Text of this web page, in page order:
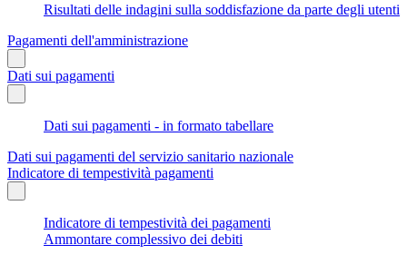
Risultati delle indagini sulla soddisfazione da parte degli utenti
Pagamenti dell'amministrazione
Dati sui pagamenti
Dati sui pagamenti - in formato tabellare
Dati sui pagamenti del servizio sanitario nazionale
Indicatore di tempestività pagamenti
Indicatore di tempestività dei pagamenti
Ammontare complessivo dei debiti